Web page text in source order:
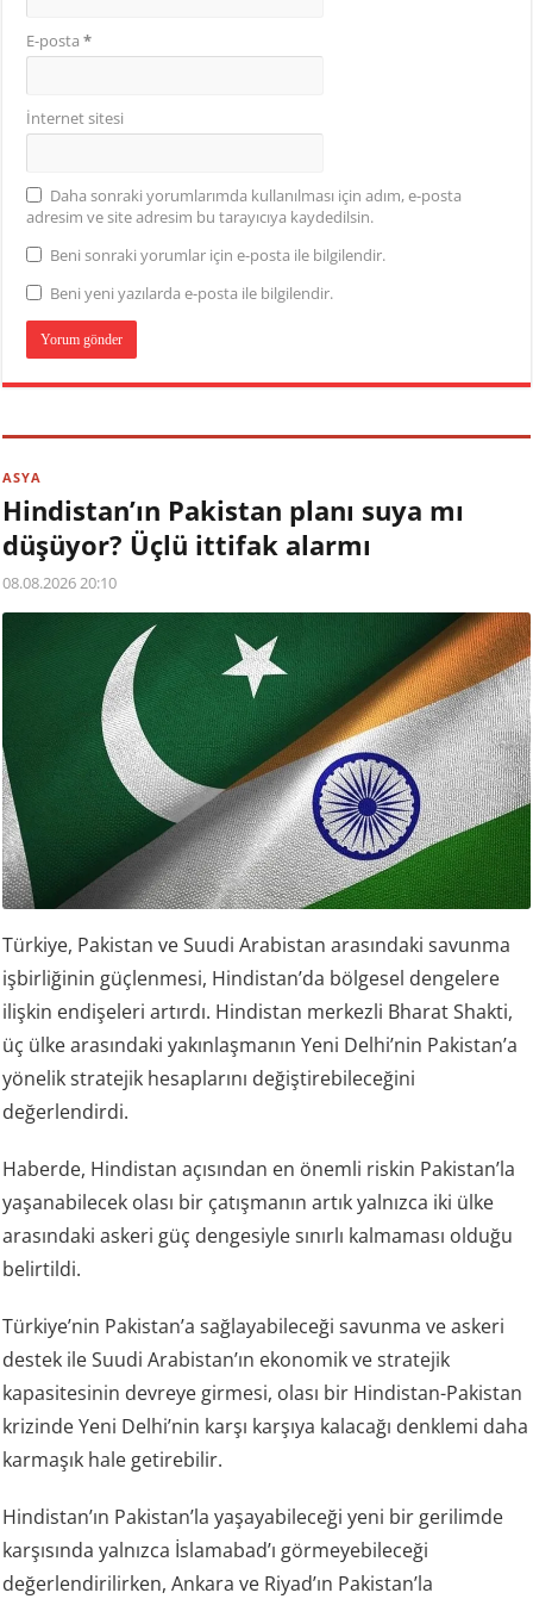
E-posta*
İnternet sitesi
Daha sonraki yorumlarımda kullanılması için adım, e-posta
adresim ve site adresim bu tarayıcıya kaydedilsin.
Beni sonraki yorumlar için e-posta ile bilgilendir.
Beni yeni yazılarda e-posta ile bilgilendir.
ASYA
Hindistan’ın Pakistan planı suya mı
düşüyor? Üçlü ittifak alarmı
08.08.2026 20:10
Türkiye, Pakistan ve Suudi Arabistan arasındaki savunma
işbirliğinin güçlenmesi, Hindistan’da bölgesel dengelere
ilişkin endişeleri artırdı. Hindistan merkezli Bharat Shakti,
üç ülke arasındaki yakınlaşmanın Yeni Delhi’nin Pakistan’a
yönelik stratejik hesaplarını değiştirebileceğini
değerlendirdi.
Haberde, Hindistan açısından en önemli riskin Pakistan’la
yaşanabilecek olası bir çatışmanın artık yalnızca iki ülke
arasındaki askeri güç dengesiyle sınırlı kalmaması olduğu
belirtildi.
Türkiye’nin Pakistan’a sağlayabileceği savunma ve askeri
destek ile Suudi Arabistan’ın ekonomik ve stratejik
kapasitesinin devreye girmesi, olası bir Hindistan-Pakistan
krizinde Yeni Delhi’nin karşı karşıya kalacağı denklemi daha
karmaşık hale getirebilir.
Hindistan’ın Pakistan’la yaşayabileceği yeni bir gerilimde
karşısında yalnızca İslamabad’ı görmeyebileceği
değerlendirilirken, Ankara ve Riyad’ın Pakistan’la